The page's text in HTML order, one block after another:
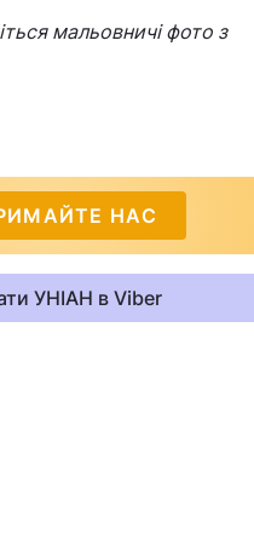
мальовничі фото з
НАС
УНІАН в Viber